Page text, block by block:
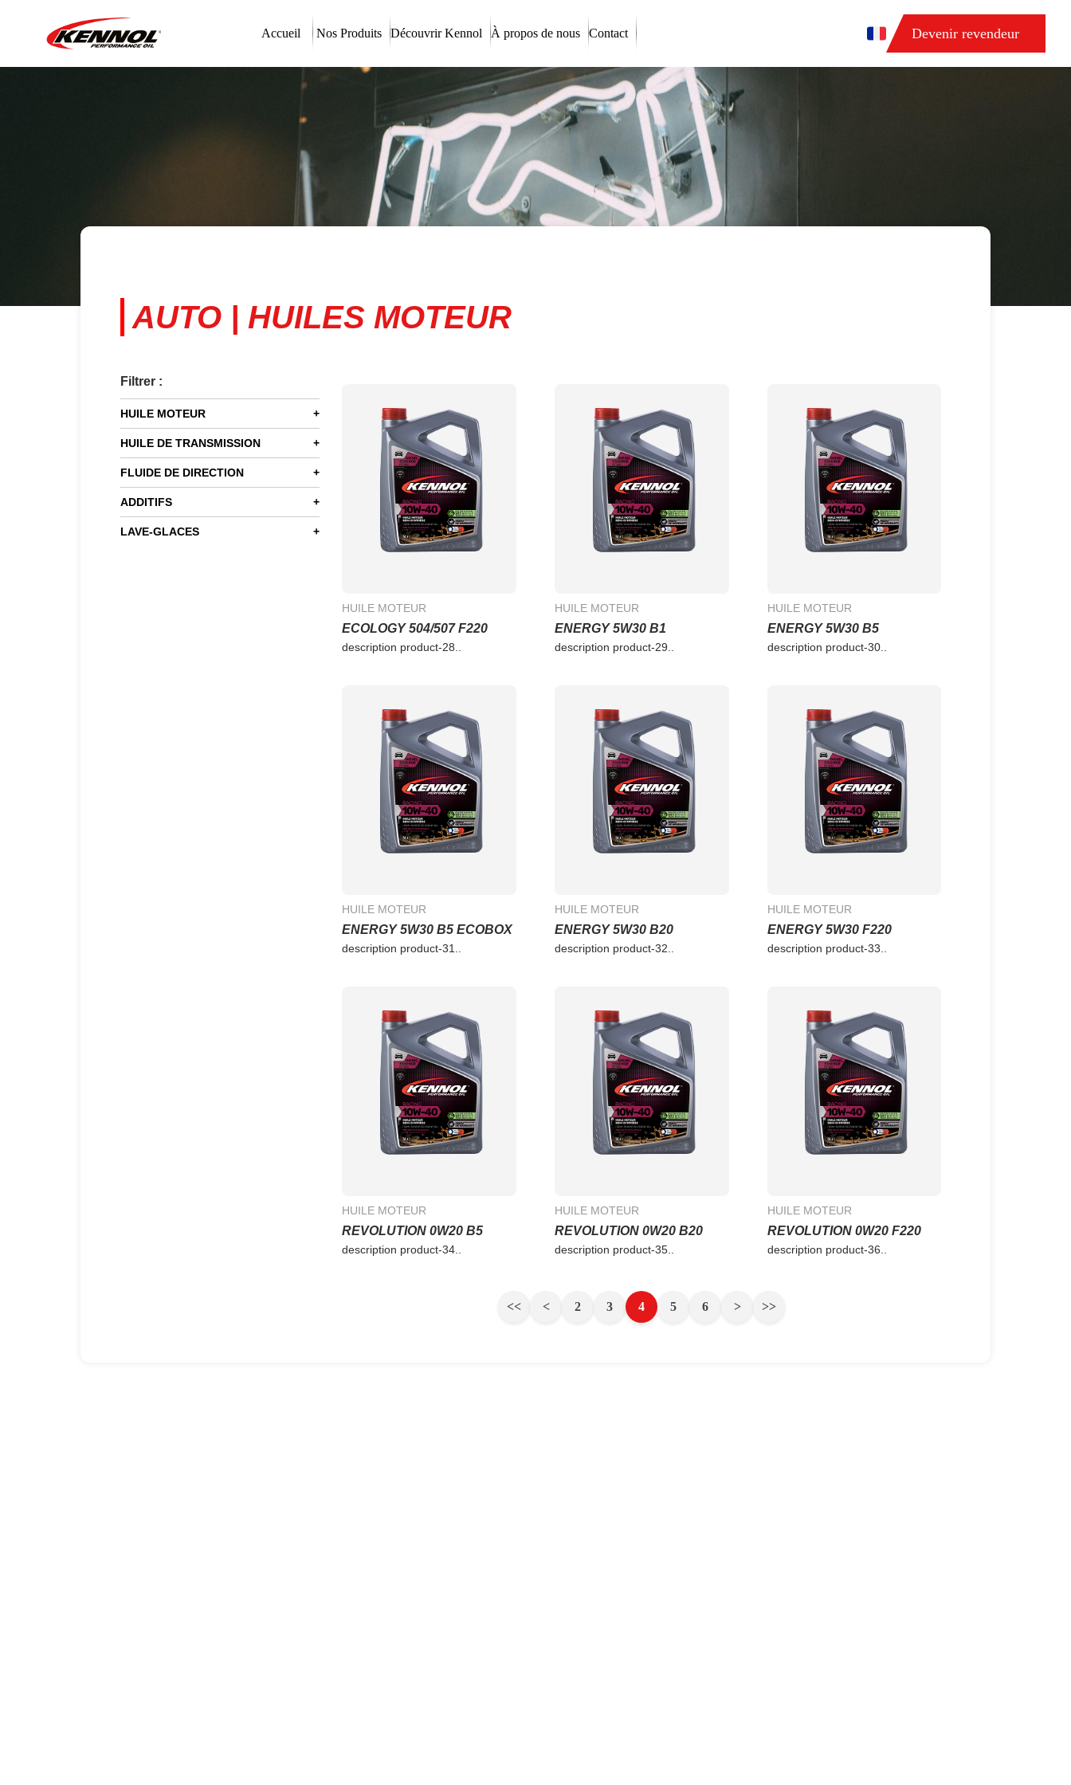
Accueil Nos Produits Découvrir Kennol À propos de nous Contact Devenir revendeur
AUTO | HUILES MOTEUR
Filtrer :
HUILE MOTEUR +
HUILE DE TRANSMISSION +
FLUIDE DE DIRECTION +
ADDITIFS +
LAVE-GLACES +
HUILE MOTEUR
ECOLOGY 504/507 F220
description product-28..
HUILE MOTEUR
ENERGY 5W30 B1
description product-29..
HUILE MOTEUR
ENERGY 5W30 B5
description product-30..
HUILE MOTEUR
ENERGY 5W30 B5 ECOBOX
description product-31..
HUILE MOTEUR
ENERGY 5W30 B20
description product-32..
HUILE MOTEUR
ENERGY 5W30 F220
description product-33..
HUILE MOTEUR
REVOLUTION 0W20 B5
description product-34..
HUILE MOTEUR
REVOLUTION 0W20 B20
description product-35..
HUILE MOTEUR
REVOLUTION 0W20 F220
description product-36..
<< < 2 3 4 5 6 > >>